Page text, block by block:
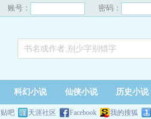
账号： 密码：
科幻小说 仙侠小说 历史小说
吧 天涯社区 Facebook 我的搜狐